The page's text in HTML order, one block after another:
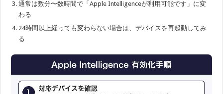
通常は数分〜数時間で「Apple Intelligenceが利用可能です」に変
わる
24時間以上経っても変わらない場合は、デバイスを再起動してみ
る